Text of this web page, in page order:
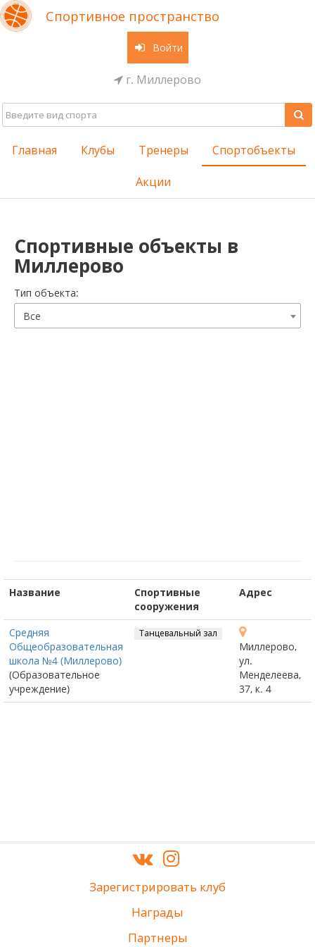
Спортивное пространство
Войти
г. Миллерово
Главная Клубы Тренеры Спортобъекты
Акции
Спортивные объекты в
Миллерово
Тип объекта:
Все
Название
Спортивные
сооружения
Адрес
Средняя
Общеобразовательная
школа №4 (Миллерово)
(Образовательное
учреждение)
Танцевальный зал
Миллерово,
ул.
Менделеева,
37, к. 4
Зарегистрировать клуб
Награды
Партнеры